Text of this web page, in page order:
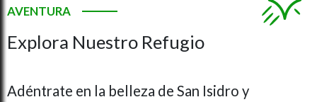
AVENTURA
Explora Nuestro Refugio
Adéntrate en la belleza de San Isidro y